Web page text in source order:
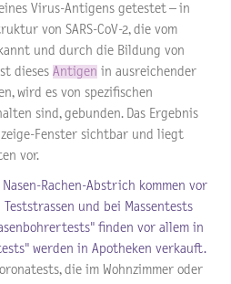
Virus-Antigens getestet – in
von SARS-CoV-2, die vom
und durch die Bildung von
dieses Antigen in ausreichender
wird es von spezifischen
sind, gebunden. Das Ergebnis
Fenster sichtbar und liegt
vor.
Rachen-Abstrich kommen vor
und bei Massentests
finden vor allem in
werden in Apotheken verkauft.
die im Wohnzimmer oder